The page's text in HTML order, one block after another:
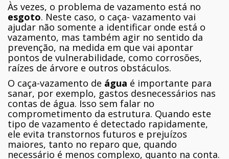
Às vezes, o problema de vazamento está no
esgoto. Neste caso, o caça- vazamento vai
ajudar não somente a identificar onde está o
vazamento, mas também agir no sentido da
prevenção, na medida em que vai apontar
pontos de vulnerabilidade, como corrosões,
raízes de árvore e outros obstáculos.
O caça-vazamento de água é importante para
sanar, por exemplo, gastos desnecessários nas
contas de água. Isso sem falar no
comprometimento da estrutura. Quando este
tipo de vazamento é detectado rapidamente,
ele evita transtornos futuros e prejuízos
maiores, tanto no reparo que, quando
necessário é menos complexo, quanto na conta.